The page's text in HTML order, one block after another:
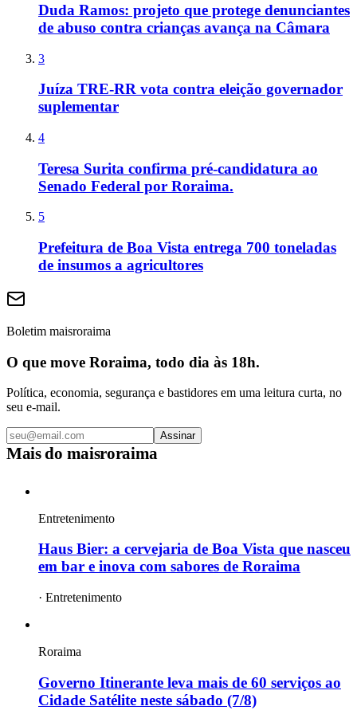
Duda Ramos: projeto que protege denunciantes
de abuso contra crianças avança na Câmara
3
Juíza TRE-RR vota contra eleição governador
suplementar
4
Teresa Surita confirma pré-candidatura ao
Senado Federal por Roraima.
5
Prefeitura de Boa Vista entrega 700 toneladas
de insumos a agricultores
Boletim maisroraima
O que move Roraima, todo dia às 18h.
Política, economia, segurança e bastidores em uma leitura curta, no
seu e-mail.
Assinar
Mais do maisroraima
Entretenimento
Haus Bier: a cervejaria de Boa Vista que nasceu
em bar e inova com sabores de Roraima
· Entretenimento
Roraima
Governo Itinerante leva mais de 60 serviços ao
Cidade Satélite neste sábado (7/8)